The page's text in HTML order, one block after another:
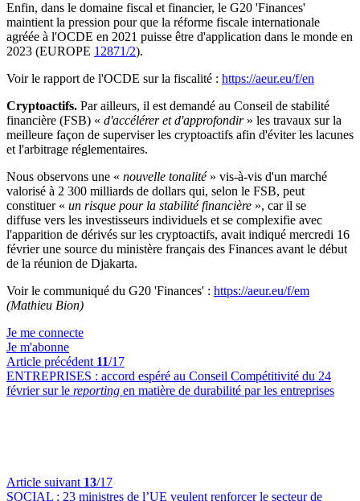
Enfin, dans le domaine fiscal et financier, le G20 'Finances'
maintient la pression pour que la réforme fiscale internationale
agréée à l'OCDE en 2021 puisse être d'application dans le monde en
2023 (EUROPE 12871/2).
Voir le rapport de l'OCDE sur la fiscalité : https://aeur.eu/f/en
Cryptoactifs. Par ailleurs, il est demandé au Conseil de stabilité
financière (FSB) « d'accélérer et d'approfondir » les travaux sur la
meilleure façon de superviser les cryptoactifs afin d'éviter les lacunes
et l'arbitrage réglementaires.
Nous observons une « nouvelle tonalité » vis-à-vis d'un marché
valorisé à 2 300 milliards de dollars qui, selon le FSB, peut
constituer « un risque pour la stabilité financière », car il se
diffuse vers les investisseurs individuels et se complexifie avec
l'apparition de dérivés sur les cryptoactifs, avait indiqué mercredi 16
février une source du ministère français des Finances avant le début
de la réunion de Djakarta.
Voir le communiqué du G20 'Finances' : https://aeur.eu/f/em
(Mathieu Bion)
Je me connecte
Je m'abonne
Article précédent 11/17
ENTREPRISES : accord espéré au Conseil Compétitivité du 24
février sur le reporting en matière de durabilité par les entreprises
Article suivant 13/17
SOCIAL : 23 ministres de l’UE veulent renforcer le secteur de